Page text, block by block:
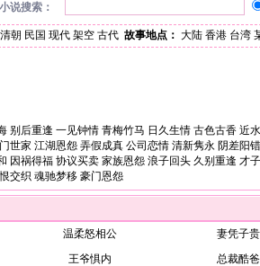
小说搜索：
清朝 民国 现代 架空 古代 故事地点： 大陆 香港 台湾
别后重逢 一见钟情 青梅竹马 日久生情 古色古香 近
世家 江湖恩怨 弄假成真 公司恋情 清新隽永 阴差阳错
因祸得福 协议买卖 家族恩怨 浪子回头 久别重逢 才
交织 魂驰梦移 豪门恩怨
温柔怒相公
妻凭子贵
王爷惧内
总裁酷爸